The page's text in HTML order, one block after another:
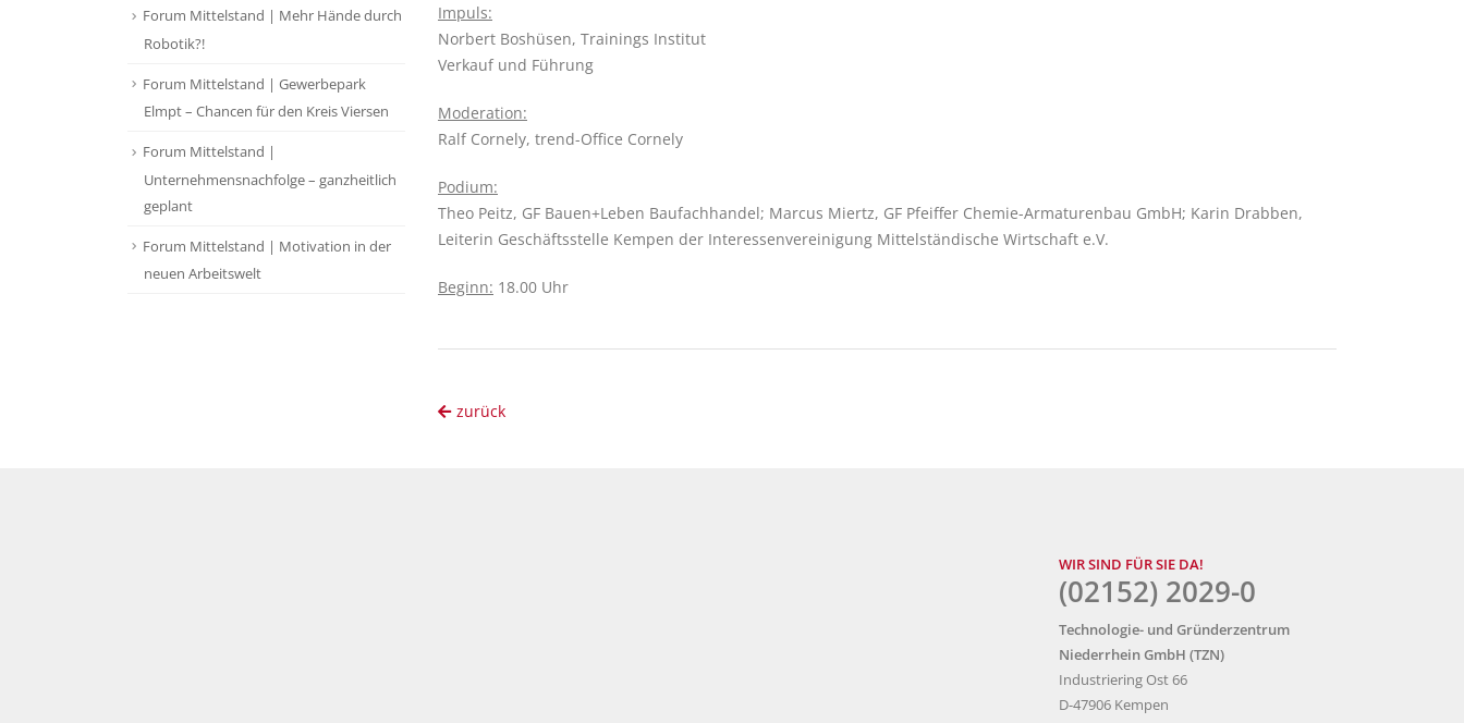
Impuls:
Norbert Boshüsen, Trainings Institut
Verkauf und Führung
Moderation:
Ralf Cornely, trend-Office Cornely
Podium:
Theo Peitz, GF Bauen+Leben Baufachhandel; Marcus Miertz, GF Pfeiffer Chemie-Armaturenbau GmbH; Karin Drabben,
Leiterin Geschäftsstelle Kempen der Interessenvereinigung Mittelständische Wirtschaft e.V.
Beginn: 18.00 Uhr
zurück
Forum Mittelstand | Mehr Hände durch
Robotik?!
Forum Mittelstand | Gewerbepark
Elmpt – Chancen für den Kreis Viersen
Forum Mittelstand |
Unternehmensnachfolge – ganzheitlich
geplant
Forum Mittelstand | Motivation in der
neuen Arbeitswelt
WIR SIND FÜR SIE DA!
(02152) 2029-0
Technologie- und Gründerzentrum
Niederrhein GmbH (TZN)
Industriering Ost 66
D-47906 Kempen